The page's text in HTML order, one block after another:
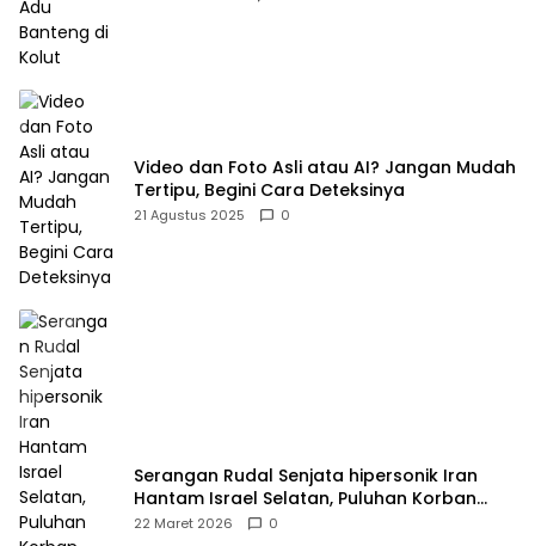
Video dan Foto Asli atau AI? Jangan Mudah
Tertipu, Begini Cara Deteksinya
21 Agustus 2025 0
Serangan Rudal Senjata hipersonik Iran
Hantam Israel Selatan, Puluhan Korban
Dilaporkan Meninggal dan Ratusan Terluka
22 Maret 2026 0